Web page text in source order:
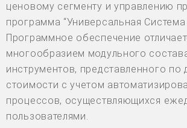
ценовому сегменту и управлению
программа “Универсальная Система
Программное обеспечение
многообразием модульного
инструментов, представленного по
стоимости с учетом
процессов, осуществляющихся
пользователями.